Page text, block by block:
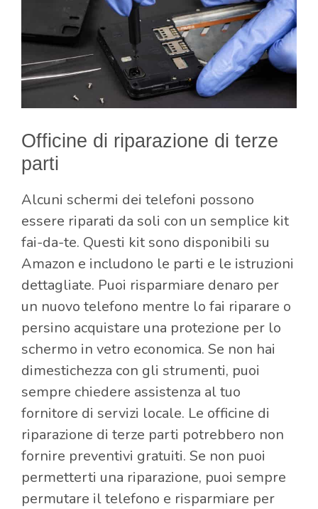
Officine di riparazione di terze
parti
Alcuni schermi dei telefoni possono
essere riparati da soli con un semplice kit
fai-da-te. Questi kit sono disponibili su
Amazon e includono le parti e le istruzioni
dettagliate. Puoi risparmiare denaro per
un nuovo telefono mentre lo fai riparare o
persino acquistare una protezione per lo
schermo in vetro economica. Se non hai
dimestichezza con gli strumenti, puoi
sempre chiedere assistenza al tuo
fornitore di servizi locale. Le officine di
riparazione di terze parti potrebbero non
fornire preventivi gratuiti. Se non puoi
permetterti una riparazione, puoi sempre
permutare il telefono e risparmiare per